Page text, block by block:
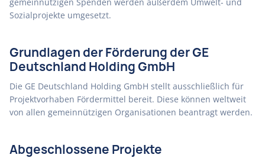
Sozialprojekte umgesetzt.
Grundlagen der Förderung der GE
Deutschland Holding GmbH
Die GE Deutschland Holding GmbH stellt ausschließlich für
Projektvorhaben Fördermittel bereit. Diese können weltweit
von allen gemeinnützigen Organisationen beantragt werden.
Abgeschlossene Projekte